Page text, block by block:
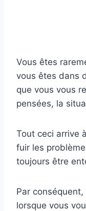
Vous êtes
vous êtes dans
que vous vous
pensées, la
Tout ceci arrive
fuir les
toujours être
Par
lorsque vous